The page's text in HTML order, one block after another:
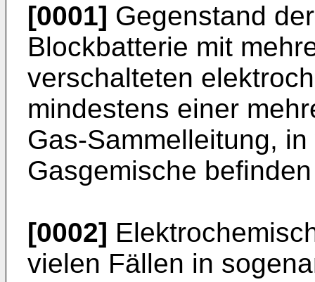
[0001] Gegenstand
Blockbatterie mit
verschalteten
mindestens einer
Gas-Sammelleitung,
Gasgemische
[0002]
vielen Fällen in